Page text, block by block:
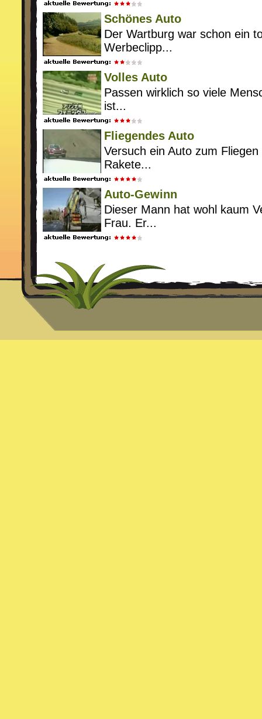
Schönes Auto
Der Wartburg war schon ein
Werbeclipp...
Volles Auto
Passen wirklich so viele
ist...
Fliegendes Auto
Versuch ein Auto zum
Rakete...
Auto-Gewinn
Dieser Mann hat wohl kaum
Frau. Er...